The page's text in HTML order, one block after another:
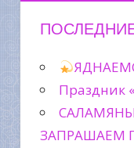
Праздник
ЗАПРАШАЕМ